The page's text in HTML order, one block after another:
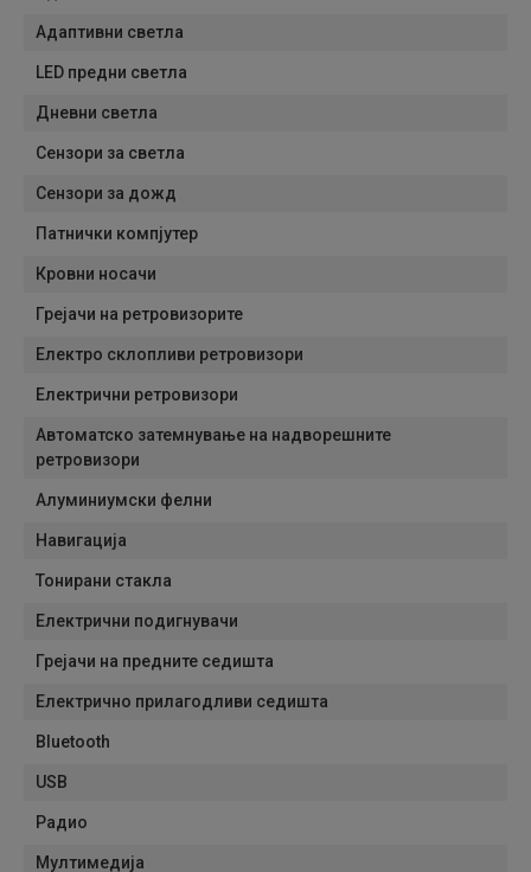
Адаптивни светла
LED предни светла
Дневни светла
Сензори за светла
Сензори за дожд
Патнички компјутер
Кровни носачи
Грејачи на ретровизорите
Електро склопливи ретровизори
Електрични ретровизори
Автоматско затемнување на надворешните
ретровизори
Алуминиумски фелни
Навигација
Тонирани стакла
Електрични подигнувачи
Грејачи на предните седишта
Електрично прилагодливи седишта
Bluetooth
USB
Радио
Мултимедија